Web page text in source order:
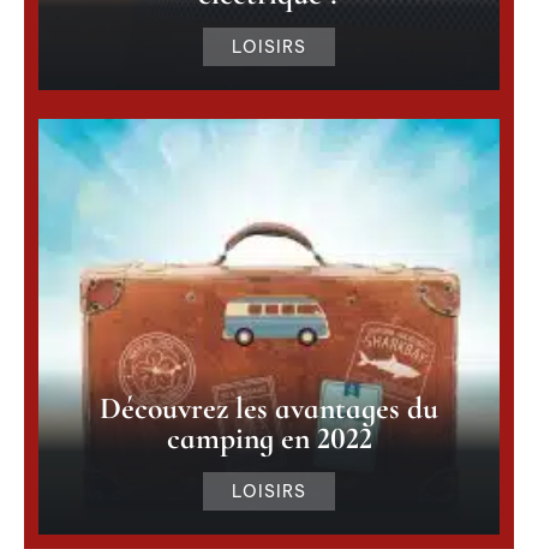
LOISIRS
Découvrez les avantages du
camping en 2022
LOISIRS